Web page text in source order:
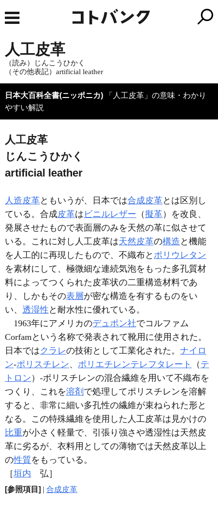
人工皮革
（読み）じんこうひかく
（その他表記）artificial leather
日本大百科全書(ニッポニカ) 「人工皮革」の意味・わかり
やすい解説
人工皮革
じんこうひかく
artificial leather
人造皮革ともいうが、日本では合成皮革とは区別し
ている。合成皮革は ビニルレザー （擬革）を改良、
発展させたもので表面層のみを天然の革に似させて
いる。これに対し人工皮革は天然皮革の構造 と機能
を人工的に再現したもので、不織布と ポリウレタン
を素材にして、極微細な連続気泡をもった多孔質材
料によってつくられた皮革状の二重構造材料であ
り、しかもその表層が密な構造を有するものをい
い、 透湿性 と耐水性に優れている。
1963年にアメリカのデュポン社でコルファム
Corfamという名称で発表されて靴用に使用された。
日本ではクラレの技術として工業化された。 ナイロ
ン‐ポリスチレン、 ポリエチレンテレフタレート （ テ
トロン ）‐ポリスチレンの混合繊維を用いて不織布を
つくり、これを溶剤 で処理してポリスチレンを溶解
すると、非常に細い多孔性の繊維が束ねられた形と
なる。この特殊繊維を使用した人工皮革は見かけの
比重が小さく軽量で、引張り強さや透湿性は天然皮
革に劣るが、衣料用としての薄物では天然皮革以上
の性質をもっている。
［垣内 弘］
[参照項目] | 合成皮革